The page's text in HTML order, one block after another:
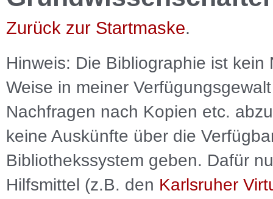
Zurück zur Startmaske.
Hinweis: Die Bibliographie ist kein
Weise in meiner
Nachfragen nach Kopien etc.
keine Auskünfte über die
Bibliothekssystem geben. Dafür
Hilfsmittel (z.B. den Karlsruher